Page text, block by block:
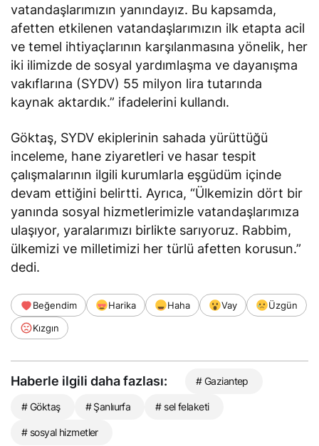
vatandaşlarımızın yanındayız. Bu kapsamda,
afetten etkilenen vatandaşlarımızın ilk etapta acil
ve temel ihtiyaçlarının karşılanmasına yönelik, her
iki ilimizde de sosyal yardımlaşma ve dayanışma
vakıflarına (SYDV) 55 milyon lira tutarında
kaynak aktardık.” ifadelerini kullandı.
Göktaş, SYDV ekiplerinin sahada yürüttüğü
inceleme, hane ziyaretleri ve hasar tespit
çalışmalarının ilgili kurumlarla eşgüdüm içinde
devam ettiğini belirtti. Ayrıca, “Ülkemizin dört bir
yanında sosyal hizmetlerimizle vatandaşlarımıza
ulaşıyor, yaralarımızı birlikte sarıyoruz. Rabbim,
ülkemizi ve milletimizi her türlü afetten korusun.”
dedi.
Beğendim Harika Haha Vay
Üzgün
Kızgın
Haberle ilgili daha fazlası: # Gaziantep
# Göktaş # Şanlıurfa # sel felaketi
# sosyal hizmetler